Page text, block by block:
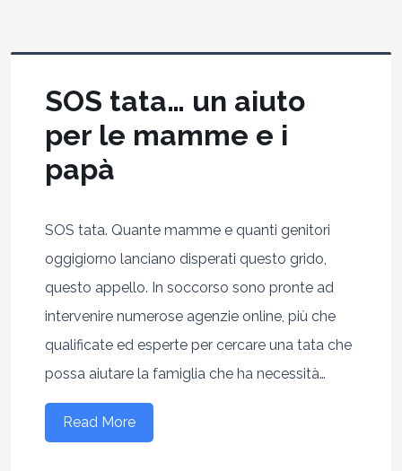
SOS tata… un aiuto
per le mamme e i
papà
SOS tata. Quante mamme e quanti genitori
oggigiorno lanciano disperati questo grido,
questo appello. In soccorso sono pronte ad
intervenire numerose agenzie online, più che
qualificate ed esperte per cercare una tata che
possa aiutare la famiglia che ha necessità…
Read More